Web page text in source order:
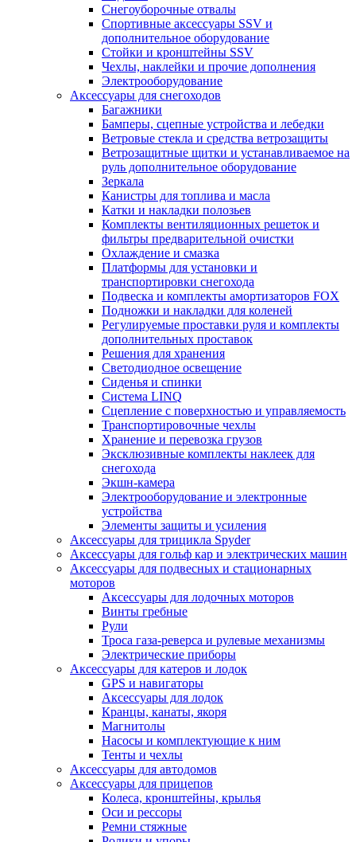
Снегоуборочные отвалы
Спортивные аксессуары SSV и
дополнительное оборудование
Стойки и кронштейны SSV
Чехлы, наклейки и прочие дополнения
Электрооборудование
Аксессуары для снегоходов
Багажники
Бамперы, сцепные устройства и лебедки
Ветровые стекла и средства ветрозащиты
Ветрозащитные щитки и устанавливаемое на
руль дополнительное оборудование
Зеркала
Канистры для топлива и масла
Катки и накладки полозьев
Комплекты вентиляционных решеток и
фильтры предварительной очистки
Охлаждение и смазка
Платформы для установки и
транспортировки снегохода
Подвеска и комплекты амортизаторов FOX
Подножки и накладки для коленей
Регулируемые проставки руля и комплекты
дополнительных проставок
Решения для хранения
Светодиодное освещение
Сиденья и спинки
Система LINQ
Сцепление с поверхностью и управляемость
Транспортировочные чехлы
Хранение и перевозка грузов
Эксклюзивные комплекты наклеек для
снегохода
Экшн-камера
Электрооборудование и электронные
устройства
Элементы защиты и усиления
Аксессуары для трицикла Spyder
Аксессуары для гольф кар и электрических машин
Аксессуары для подвесных и стационарных
моторов
Аксессуары для лодочных моторов
Винты гребные
Рули
Троса газа-реверса и рулевые механизмы
Электрические приборы
Аксессуары для катеров и лодок
GPS и навигаторы
Аксессуары для лодок
Кранцы, канаты, якоря
Магнитолы
Насосы и комплектующие к ним
Тенты и чехлы
Аксессуары для автодомов
Аксессуары для прицепов
Колеса, кронштейны, крылья
Оси и рессоры
Ремни стяжные